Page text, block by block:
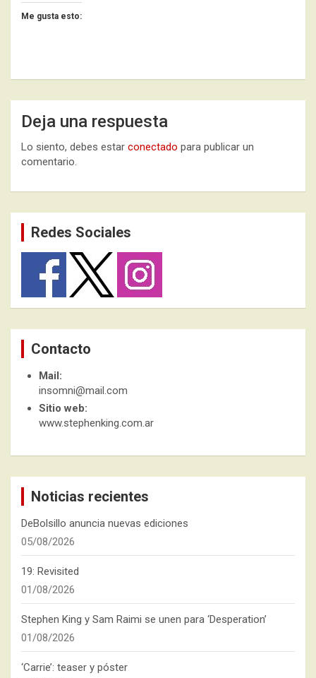
Me gusta esto:
Deja una respuesta
Lo siento, debes estar conectado para publicar un
comentario.
Redes Sociales
Contacto
Mail:
insomni@mail.com
Sitio web:
www.stephenking.com.ar
Noticias recientes
DeBolsillo anuncia nuevas ediciones
05/08/2026
19: Revisited
01/08/2026
Stephen King y Sam Raimi se unen para ‘Desperation’
01/08/2026
‘Carrie’: teaser y póster